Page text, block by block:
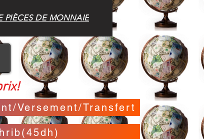
PIÈCES DE MONNAIE
Versement/Transfert